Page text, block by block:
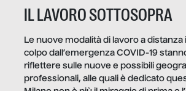
IL LAVORO SOTTOSOPRA
Le nuove modalità di lavoro a
colpo dall’emergenza COVID-19
riflettere sulle nuove e possibili
professionali, alle quali è dedicato